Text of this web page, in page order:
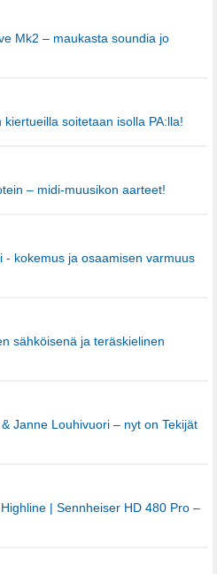
Mk2 – maukasta soundia jo
soitetaan isolla PA:lla!
– midi-muusikon aarteet!
- kokemus ja osaamisen varmuus
sähköisenä ja teräskielinen
Janne Louhivuori – nyt on Tekijät
| Sennheiser HD 480 Pro –